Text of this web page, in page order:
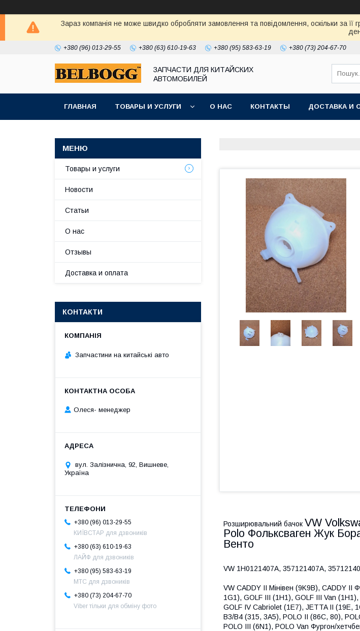
Зараз компанія не може швидко обробляти замовлення та повідомлення, оскільки за
+380 (96) 013-29-55 +380 (63) 610-19-63 +380 (95) 583-63-19 +380 (73) 204-67-70
ЗАПЧАСТИ ДЛЯ КИТАЙСКИХ
АВТОМОБИЛЕЙ
ГЛАВНАЯ ТОВАРЫ И УСЛУГИ О НАС КОНТАКТЫ ДОСТАВКА И
Розширювальний бачок VW
Polo Фольксваген Жук
Венто
VW 1H0121407A, 357121407A,
VW CADDY II Мінівен (9K9B), CADDY II
1G1), GOLF III (1H1), GOLF III Van
GOLF IV Cabriolet (1E7), JETTA II (19E,
B3/B4 (315, 3A5), POLO II (86C, 80),
POLO III (6N1), POLO Van Фургон/
Товары и услуги
Новости
Статьи
О нас
Отзывы
Доставка и оплата
КОНТАКТИ
Запчастини на китайські авто
Олеся- менеджер
вул. Залізнична, 92, Вишневе,
Україна
+380 (96) 013-29-55
КИЇВСТАР для дзвоників
+380 (63) 610-19-63
ЛАЙФ для дзвоників
+380 (95) 583-63-19
МТС для дзвоників
+380 (73) 204-67-70
Viber тільки для обміну фото